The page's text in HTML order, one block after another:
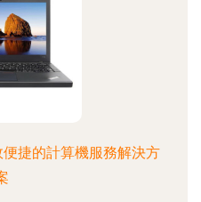
捷的計算機服務解決方